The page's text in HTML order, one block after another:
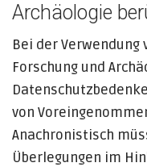
Archäologie
Bei der Verwendung
Forschung und
von
Anachronistisch
Überlegungen im